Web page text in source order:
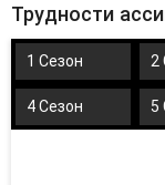
Трудности
1 Сезон 2
4 Сезон 5